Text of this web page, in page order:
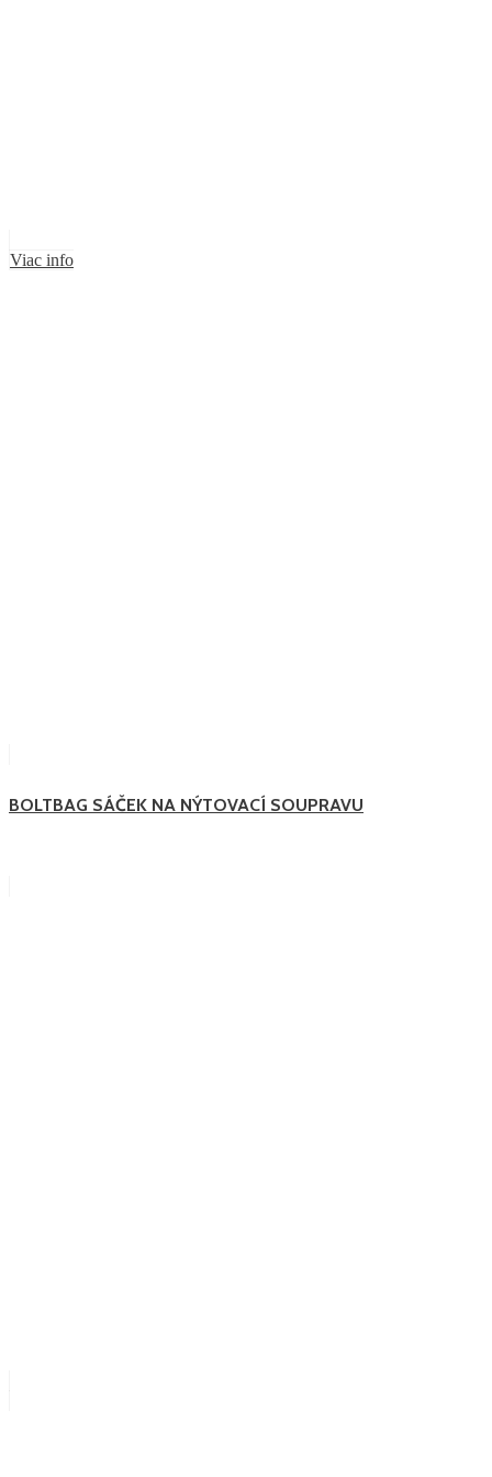
Viac info
BOLTBAG SÁČEK NA NÝTOVACÍ SOUPRAVU